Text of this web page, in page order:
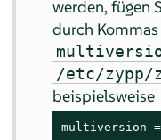
werden, fügen
durch
/etc/zypp/
beispielsweise
multiversion